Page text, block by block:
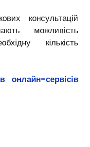
консультацій
можливість
кількість
онлайн-сервісів